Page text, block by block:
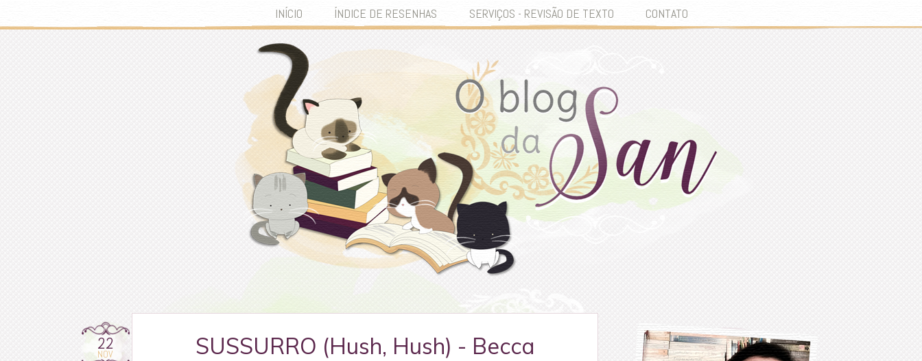
INÍCIO ÍNDICE DE RESENHAS SERVIÇOS - REVISÃO DE TEXTO CONTATO
22
NOV
SUSSURRO (Hush, Hush) - Becca